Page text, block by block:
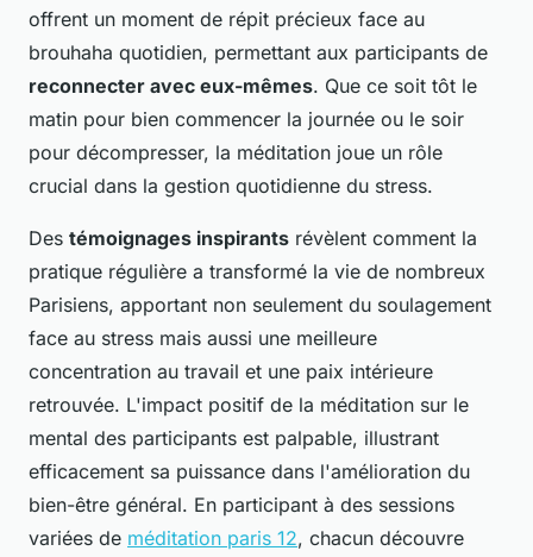
offrent un moment de répit précieux face au
brouhaha quotidien, permettant aux participants de
reconnecter avec eux-mêmes. Que ce soit tôt le
matin pour bien commencer la journée ou le soir
pour décompresser, la méditation joue un rôle
crucial dans la gestion quotidienne du stress.
Des témoignages inspirants révèlent comment la
pratique régulière a transformé la vie de nombreux
Parisiens, apportant non seulement du soulagement
face au stress mais aussi une meilleure
concentration au travail et une paix intérieure
retrouvée. L'impact positif de la méditation sur le
mental des participants est palpable, illustrant
efficacement sa puissance dans l'amélioration du
bien-être général. En participant à des sessions
variées de méditation paris 12, chacun découvre